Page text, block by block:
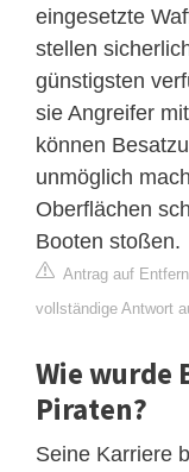
eingesetzte
stellen
günstigsten
sie Angreifer
können
unmöglich
Oberflächen
Booten stoßen.
Antrag auf
vollständige Antwort
Wie wurde
Piraten?
Seine Karriere